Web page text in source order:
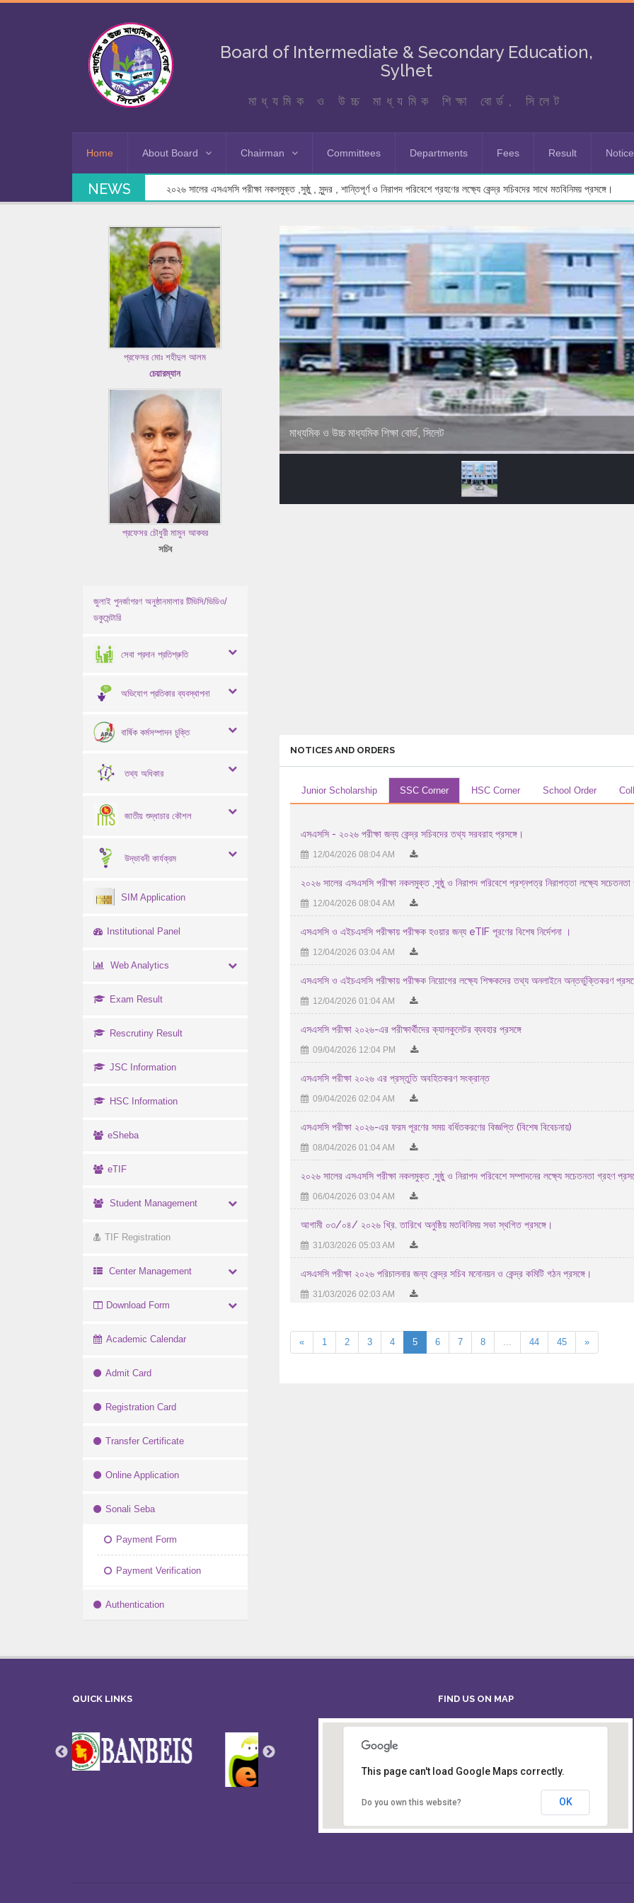
Board of Intermediate & Secondary Education,
Sylhet
মাধ্যমিক ও উচ্চ মাধ্যমিক শিক্ষা বোর্ড, সিলেট
Home About Board Chairman Committees Departments Fees Result
NEWS ২০২৬ সালের এসএসসি পরীক্ষা নকলমুক্ত ,সুষ্ঠু , সুন্দর , শান্তিপূর্ণ ও নিরাপদ পরিবেশে গ্রহণের লক্ষ্যে কেন্দ্র সচিবদের সাথে মতবিনিময় প্রসঙ্গে।
প্রফেসর মোঃ শহীদুল আলম
চেয়ারম্যান
প্রফেসর চৌধুরী মামুন আকবর
সচিব
জুলাই পুনর্জাগরণ অনুষ্ঠানমালার টিভিসি/ভিডিও/
ডকুমেন্টারি
সেবা প্রদান প্রতিশ্রুতি
অভিযোগ প্রতিকার ব্যবস্থাপনা
বার্ষিক কর্মসম্পাদন চুক্তি
তথ্য অধিকার
জাতীয় শুদ্ধাচার কৌশল
উদ্ভাবনী কার্যক্রম
SIM Application
Institutional Panel
Web Analytics
Exam Result
Rescrutiny Result
JSC Information
HSC Information
eSheba
eTIF
Student Management
TIF Registration
Center Management
Download Form
Academic Calendar
Admit Card
Registration Card
Transfer Certificate
Online Application
Sonali Seba
Payment Form
Payment Verification
Authentication
মাধ্যমিক ও উচ্চ মাধ্যমিক শিক্ষা বোর্ড, সিলেট
NOTICES AND ORDERS
Junior Scholarship SSC Corner HSC Corner School Order
এসএসসি - ২০২৬ পরীক্ষা জন্য কেন্দ্র সচিবদের তথ্য সরবরাহ প্রসঙ্গে।
12/04/2026 08:04 AM
২০২৬ সালের এসএসসি পরীক্ষা নকলমুক্ত ,সুষ্ঠু ও নিরাপদ পরিবেশে প্রশ্নপত্র নিরাপত্তা লক্ষ্যে সচেতনতা
12/04/2026 08:04 AM
এসএসসি ও এইচএসসি পরীক্ষায় পরীক্ষক হওয়ার জন্য eTIF পূরণের বিশেষ নির্দেশনা ।
12/04/2026 03:04 AM
এসএসসি ও এইচএসসি পরীক্ষায় পরীক্ষক নিয়োগের লক্ষ্যে শিক্ষকদের তথ্য অনলাইনে অন্তর্ভুক্তিকরণ
12/04/2026 01:04 AM
এসএসসি পরীক্ষা ২০২৬-এর পরীক্ষার্থীদের ক্যালকুলেটর ব্যবহার প্রসঙ্গে
09/04/2026 12:04 PM
এসএসসি পরীক্ষা ২০২৬ এর প্রস্তুতি অবহিতকরণ সংক্রান্ত
09/04/2026 02:04 AM
এসএসসি পরীক্ষা ২০২৬-এর ফরম পূরণের সময় বর্ধিতকরণের বিজ্ঞপ্তি (বিশেষ বিবেচনায়)
08/04/2026 01:04 AM
২০২৬ সালের এসএসসি পরীক্ষা নকলমুক্ত ,সুষ্ঠু ও নিরাপদ পরিবেশে সম্পাদনের লক্ষ্যে সচেতনতা গ্রহণ
06/04/2026 03:04 AM
আগামী ০৩/০৪/ ২০২৬ খ্রি. তারিখে অনুষ্ঠিয় মতবিনিময় সভা স্থগিত প্রসঙ্গে।
31/03/2026 05:03 AM
এসএসসি পরীক্ষা ২০২৬ পরিচালনার জন্য কেন্দ্র সচিব মনোনয়ন ও কেন্দ্র কমিটি গঠন প্রসঙ্গে।
31/03/2026 02:03 AM
« 1 2 3 4 5 6 7 8 ... 44 45 »
QUICK LINKS FIND US ON MAP
This page can't load Google Maps correctly.
Do you own this website? OK